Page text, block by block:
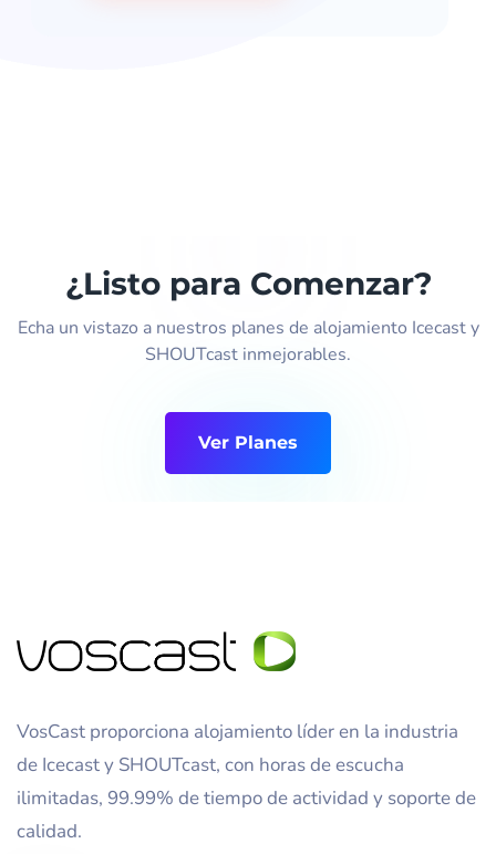
¿Listo para Comenzar?
Echa un vistazo a nuestros planes de alojamiento Icecast y
SHOUTcast inmejorables.
Ver Planes
VosCast proporciona alojamiento líder en la industria
de Icecast y SHOUTcast, con horas de escucha
ilimitadas, 99.99% de tiempo de actividad y soporte de
calidad.